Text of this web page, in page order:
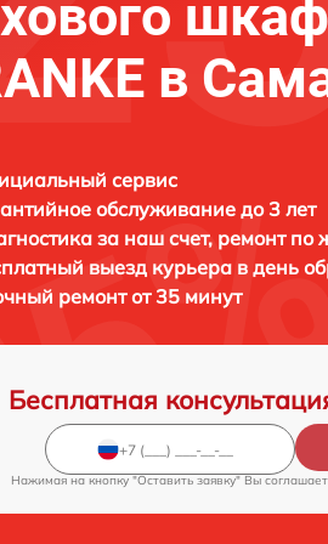
в
сервис
обслуживание до 3 лет
за наш счет, ремонт по
выезд курьера в день
ремонтот 35 минут
Бесплатная
Нажимая на кнопку "Оставить заявку" Вы